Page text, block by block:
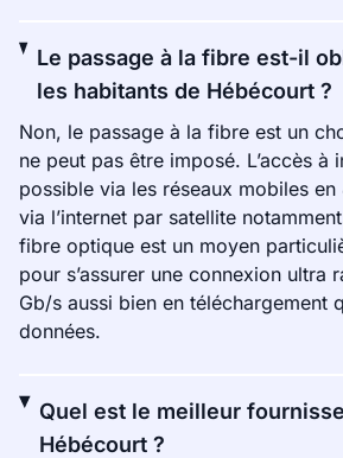
Le passage à la fibre est-il
les habitants de Hébécourt ?
Non, le passage à la fibre est un
ne peut pas être imposé. L’accès à
possible via les réseaux mobiles en
via l’internet par satellite
fibre optique est un moyen
pour s’assurer une connexion ultra
Gb/s aussi bien en téléchargement
données.
Quel est le meilleur
Hébécourt ?